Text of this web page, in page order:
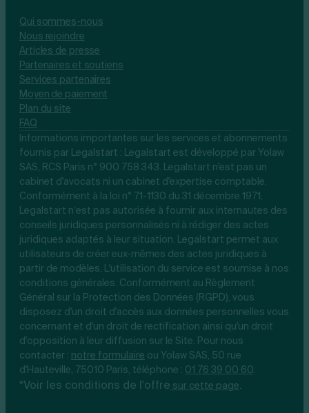
Qui sommes-nous
Nous rejoindre
Articles de presse
Partenaires et soutiens
Services partenaires
Moyen de paiement
Plan du site
FAQ
Informations importantes sur les services et abonnements
fournis par Legalstart : Legalstart est développé par Yolaw
SAS, RCS Paris n° 900 758 343. Legalstart n'est pas un
cabinet d'avocats ni un cabinet d'expertise comptable.
Conformément à la loi n° 71-1130 du 31 décembre 1971,
Legalstart n’est pas autorisée à fournir aux internautes des
conseils juridiques personnalisés ni à rédiger des actes
juridiques adaptés à leur situation. Legalstart permet aux
utilisateurs de créer eux-mêmes des actes juridiques à
partir de modèles. L'utilisation du service est soumise à nos
conditions générales. Conformément au Règlement
Général sur la Protection des Données (RGPD), vous
disposez d'un droit d'accès aux données personnelles vous
concernant et d'un droit de rectification ainsi qu'un droit
d'opposition à leur diffusion sur le Site. Pour nous
contacter : notre formulaire ou Yolaw SAS, 50 rue
d'Hauteville, 75010 Paris, téléphone : 01 76 39 00 60.
*Voir les conditions de l'offre sur cette page.